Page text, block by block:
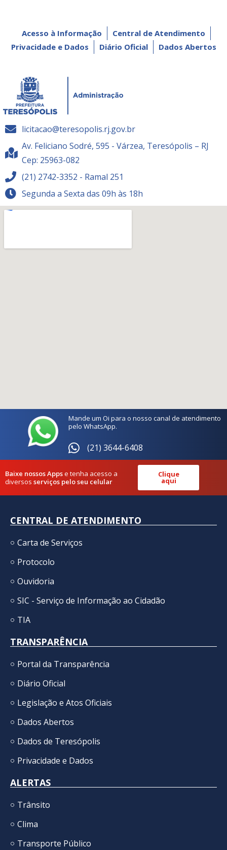
Acesso à Informação
Central de Atendimento
Privacidade e Dados
Diário Oficial Dados Abertos
licitacao@teresopolis.rj.gov.br
Av. Feliciano Sodré, 595 - Várzea, Teresópolis – RJ
Cep: 25963-082
(21) 2742-3352 - Ramal 251
Segunda a Sexta das 09h às 18h
Mande um Oi para o nosso canal de atendimento
pelo WhatsApp.
(21) 3644-6408
Baixe nossos Appse tenha acesso a
diversos serviços pelo seu celular
Clique
aqui
CENTRAL DE ATENDIMENTO
Carta de Serviços
Protocolo
Ouvidoria
SIC - Serviço de Informação ao Cidadão
TIA
TRANSPARÊNCIA
Portal da Transparência
Diário Oficial
Legislação e Atos Oficiais
Dados Abertos
Dados de Teresópolis
Privacidade e Dados
ALERTAS
Trânsito
Clima
Transporte Público